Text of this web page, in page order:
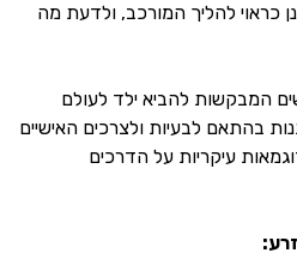
כראוי להליך המורכב, ולדעת מה
המבקשות להביא ילד לעולם
בהתאם לבעיות ולצרכים האישיים
עיקריות על הדרכים